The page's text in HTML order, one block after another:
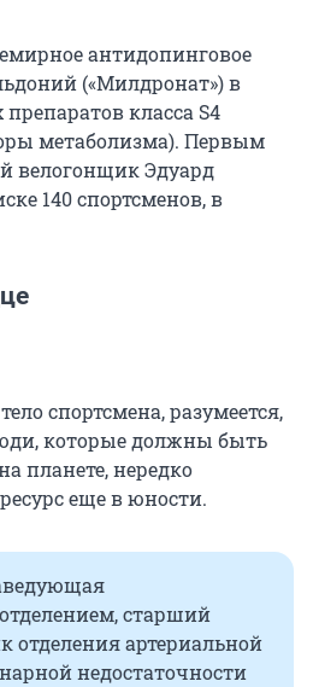
антидопинговое
(«Милдронат») в
класса S4
метаболизма). Первым
велогонщик Эдуард
140 спортсменов, в
спортсмена, разумеется,
которые должны быть
планете, нередко
еще в юности.
старший
отделения артериальной
недостаточности